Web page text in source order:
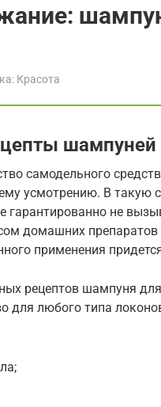
Красота
шампуней
самодельного
усмотрению. В такую
гарантированно не
домашних препаратов
применения
рецептов шампуня
для любого типа